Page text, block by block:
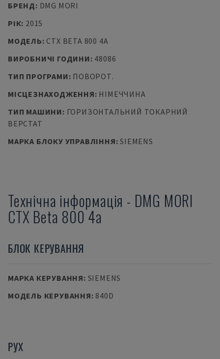
БРЕНД: DMG MORI
РІК: 2015
МОДЕЛЬ: CTX BETA 800 4A
ВИРОБНИЧІ ГОДИНИ: 48086
ТИП ПРОГРАМИ: ПОВОРОТ.
МІСЦЕЗНАХОДЖЕННЯ: НІМЕЧЧИНА
ТИП МАШИНИ: ГОРИЗОНТАЛЬНИЙ ТОКАРНИЙ
ВЕРСТАТ
МАРКА БЛОКУ УПРАВЛІННЯ:SIEMENS
Технічна інформація - DMG MORI
CTX Beta 800 4a
БЛОК КЕРУВАННЯ
МАРКА КЕРУВАННЯ: SIEMENS
МОДЕЛЬ КЕРУВАННЯ: 840D
РУХ